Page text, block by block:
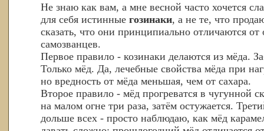
Не знаю как вам, а мне весной часто хочется
для себя истинные гозинаки, а не те, что
сказать, что они принципиально отличаются
самозванцев.
Первое правило - козинаки делаются из мёда.
Только мёд. Да, лечебные свойства мёда при
но вредность от мёда меньшая, чем от сахара.
Второе правило - мёд прогреватся в чугунной
на малом огне три раза, затём остужается.
дольше всех - просто наблюдаю, как мёд